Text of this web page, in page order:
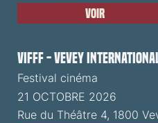
Voir
VIFFF - Vevey
Festival cinéma
21 OCTOBRE 2026
Rue du Théâtre 4, 1800